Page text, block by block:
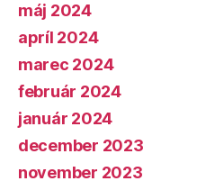
máj 2024
apríl 2024
marec 2024
február 2024
január 2024
december 2023
november 2023